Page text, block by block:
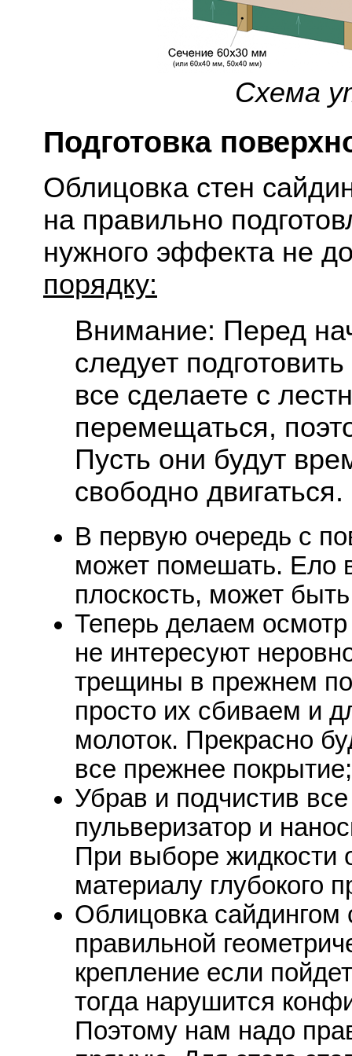
Схема
Подготовка
Облицовка стен
на правильно
нужного эффекта не
порядку:
Внимание: Перед
следует
все сделаете с
перемещаться,
Пусть они будут
свободно двигаться.
В первую очередь с
может помешать. Ело
плоскость, может
Теперь делаем
не интересуют
трещины в прежнем
просто их сбиваем и
молоток. Прекрасно
все прежнее покрытие;
Убрав и подчистив
пульверизатор и
При выборе жидкости
материалу глубокого
Облицовка сайдингом
правильной
крепление если
тогда нарушится
Поэтому нам надо